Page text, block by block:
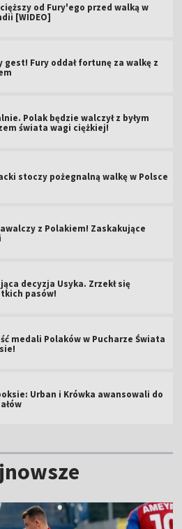
od Fury'ego przed walką w
[WIDEO]
gest! Fury oddał fortunę za walkę z
Polak będzie walczył z byłym
świata wagi ciężkiej!
stoczy pożegnalną walkę w Polsce
z Polakiem! Zaskakujące
decyzja Usyka. Zrzekł się
pasów!
medali Polaków w Pucharze Świata
Urban i Krówka awansowali do